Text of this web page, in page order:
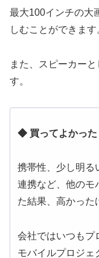
最大100インチの大
しむことができます
また、スピーカー
す。
◆ 買ってよかった
携帯性、少し明る
連携など、他のモ
た結果、高かった
会社ではいつもプ
モバイルプロジェ